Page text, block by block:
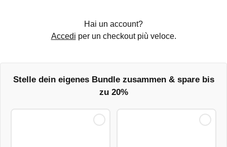
Hai un account?
Accedi per un checkout più veloce.
Stelle dein eigenes Bundle zusammen & spare bis
zu 20%